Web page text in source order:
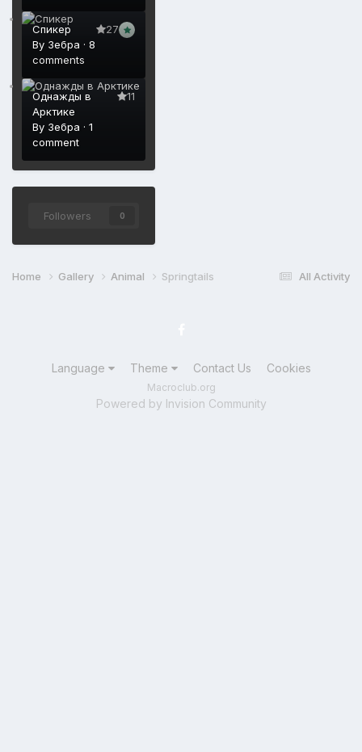
27
Спикер
By Зебра · 8
comments
11
Однажды в
Арктике
By Зебра · 1
comment
Followers 0
All Activity
Home Gallery Animal Springtails
Language Theme Contact Us Cookies
Macroclub.org
Powered by Invision Community